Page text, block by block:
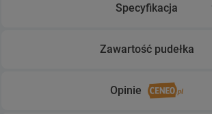
Specyfikacja
Rozwiń sekcję
Zawartość pudełka
Rozwiń sekcję
Opinie
Rozwiń sekcję Opinie